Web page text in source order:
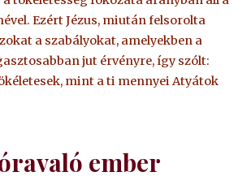
Ezért Jézus, miután felsorolta
a szabályokat, amelyekben a
jut érvényre, így szólt:
mint a ti mennyei Atyátok
ember